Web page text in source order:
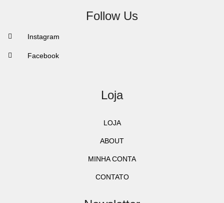
Follow Us
Instagram
Facebook
Loja
LOJA
ABOUT
MINHA CONTA
CONTATO